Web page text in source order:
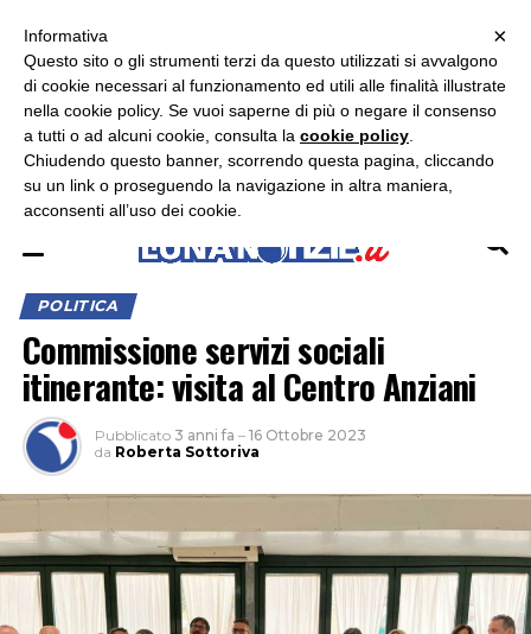
ASCOLTA RADIO LUNA
POLITICA
Commissione servizi sociali
itinerante: visita al Centro Anziani
Pubblicato 3 anni fa – 16 Ottobre 2023
da Roberta Sottoriva
×
×
Informativa
Questo sito o gli strumenti terzi da questo utilizzati si avvalgono
di cookie necessari al funzionamento ed utili alle finalità illustrate
nella cookie policy. Se vuoi saperne di più o negare il consenso
a tutti o ad alcuni cookie, consulta la cookie policy
Chiudendo questo banner, scorrendo questa pagina, cliccando
su un link o proseguendo la navigazione in altra maniera,
acconsenti all’uso dei cookie.